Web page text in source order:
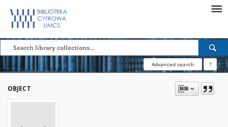
Advanced search ?
OBJECT